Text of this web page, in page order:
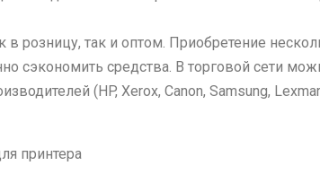
в розницу, так и оптом. Приобретение
сэкономить средства. В торговой сети
(HP, Xerox, Canon, Samsung,
принтера